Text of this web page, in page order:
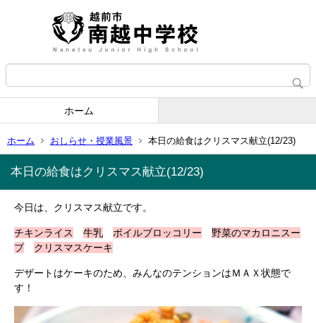
ホーム
ホーム おしらせ・授業風景 本日の給食はクリスマス献立(12/23)
本日の給食はクリスマス献立(12/23)
今日は、クリスマス献立です。
チキンライス 牛乳 ボイルブロッコリー
野菜のマカロニスー
プ
クリスマスケーキ
デザートはケーキのため、みんなのテンションはＭＡＸ状態で
す！